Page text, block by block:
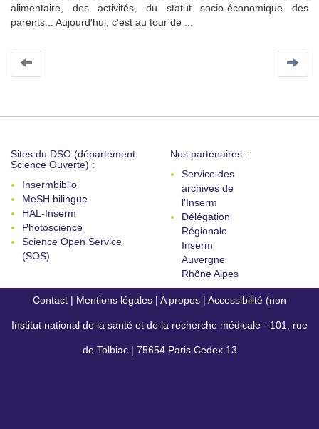
alimentaire, des activités, du statut socio-économique des
parents... Aujourd'hui, c'est au tour de ...
Sites du DSO (département
Science Ouverte) :
Insermbiblio
MeSH bilingue
HAL-Inserm
Photoscience
Science Open Service
(SOS)
Nos partenaires :
Service des
archives de
l'Inserm
Délégation
Régionale
Inserm
Auvergne
Rhône Alpes
Contact | Mentions légales | A propos | Accessibilité (non
conforme)
Institut national de la santé et de la recherche médicale - 101, rue
de Tolbiac | 75654 Paris Cedex 13